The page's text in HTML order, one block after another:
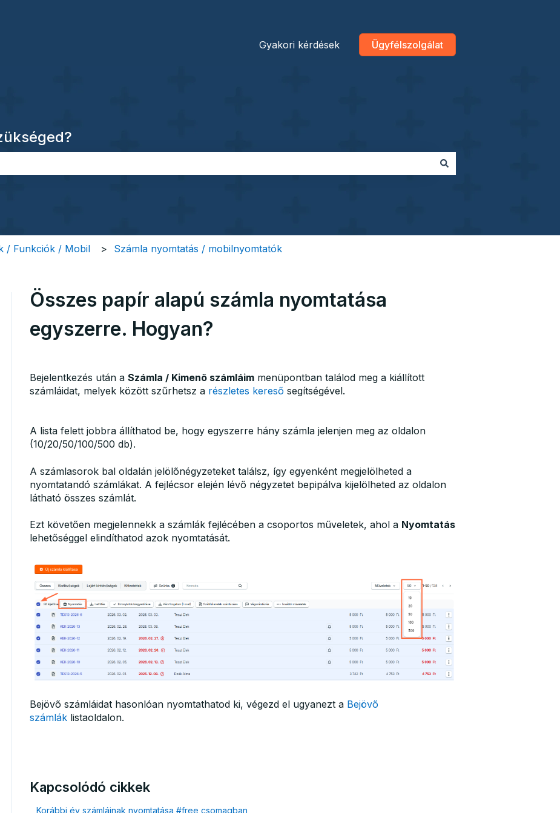
Gyakori kérdések Ügyfélszolgálat
/ Funkciók / Mobil Számla nyomtatás / mobilnyomtatók
Összes papír alapú számla nyomtatása
egyszerre. Hogyan?
Bejelentkezés után a Számla / Kimenő számláimmenüpontban találod meg a kiállított
számláidat, melyek között szűrhetsz a részletes kereső segítségével.
A lista felett jobbra állíthatod be, hogy egyszerre hány számla jelenjen meg az oldalon
(10/20/50/100/500 db).
A számlasorok bal oldalán jelölőnégyzeteket találsz, így egyenként megjelölheted a
nyomtatandó számlákat. A fejlécsor elején lévő négyzetet bepipálva kijelölheted az oldalon
látható összes számlát.
Ezt követően megjelennekk a számlák fejlécében a csoportos műveletek, ahol a Nyomtatás
lehetőséggel elindíthatod azok nyomtatását.
Bejövő számláidat hasonlóan nyomtathatod ki, végezd el ugyanezt a Bejövő
számláklistaoldalon.
Kapcsolódó cikkek
Korábbi év számláinak nyomtatása #free csomagban